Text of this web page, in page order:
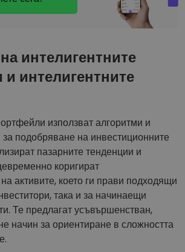
интелигентните
интелигентните
използват алгоритми и
подобряване на инвестиционните
пазарните тенденции и
коригират
активите, което ги прави подходящи
така и за начинаещи
Те предлагат усъвършенстван,
начин за ориентиране в сложността